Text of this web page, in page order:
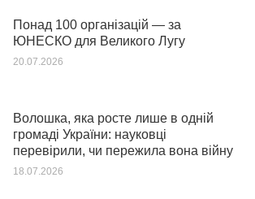
Понад 100 організацій — за
ЮНЕСКО для Великого Лугу
20.07.2026
Волошка, яка росте лише в одній
громаді України: науковці
перевірили, чи пережила вона війну
18.07.2026